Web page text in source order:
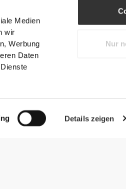
Medien
wir
Werbung
Daten
Details zeigen
Nur